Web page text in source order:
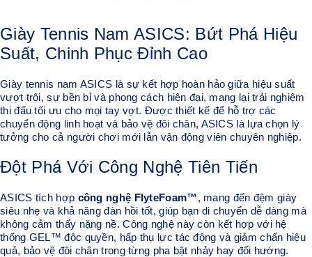
Giày Tennis Nam ASICS: Bứt Phá Hiệu
Suất, Chinh Phục Đỉnh Cao
Giày tennis nam ASICS là sự kết hợp hoàn hảo giữa hiệu suất
vượt trội, sự bền bỉ và phong cách hiện đại, mang lại trải nghiệm
thi đấu tối ưu cho mọi tay vợt. Được thiết kế để hỗ trợ các
chuyển động linh hoạt và bảo vệ đôi chân, ASICS là lựa chọn lý
tưởng cho cả người chơi mới lẫn vận động viên chuyên nghiệp.
Đột Phá Với Công Nghệ Tiên Tiến
ASICS tích hợp công nghệ FlyteFoam™, mang đến đệm giày
siêu nhẹ và khả năng đàn hồi tốt, giúp bạn di chuyển dễ dàng mà
không cảm thấy nặng nề. Công nghệ này còn kết hợp với hệ
thống GEL™ độc quyền, hấp thụ lực tác động và giảm chấn hiệu
quả, bảo vệ đôi chân trong từng pha bật nhảy hay đổi hướng.